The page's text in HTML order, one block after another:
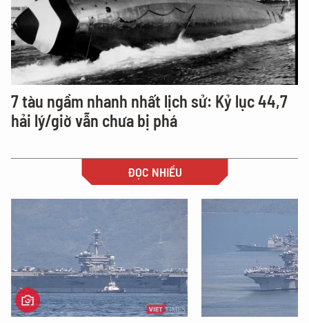
7 tàu ngầm nhanh nhất lịch sử: Kỷ lục 44,7
hải lý/giờ vẫn chưa bị phá
ĐỌC NHIỀU